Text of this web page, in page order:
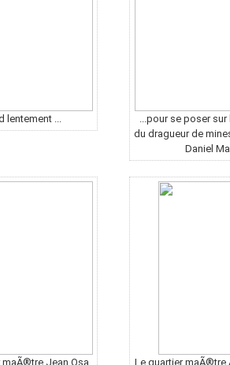
lentement ...
...pour se poser sur
du dragueur de
Daniel
maÃ®tre Jean Osa Le quartier